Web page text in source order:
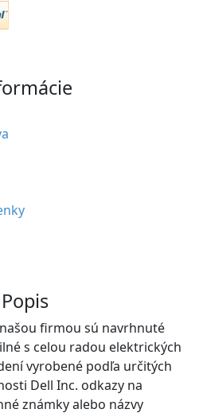
Popis
firmou sú navrhnuté
s celou radou elektrických
vyrobené podľa určitých
Dell Inc. odkazy na
známky alebo názvy